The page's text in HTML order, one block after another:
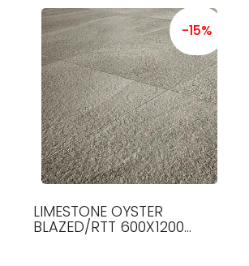
-15%
LIMESTONE OYSTER
BLAZED/RTT 600X1200